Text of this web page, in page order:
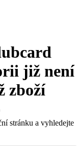
již není
zboží
stránku a vyhledejte